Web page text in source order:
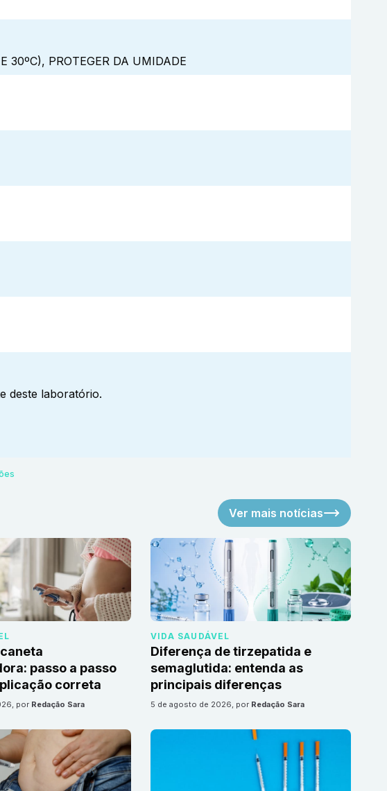
30ºC), PROTEGER DA UMIDADE
deste laboratório.
Ver mais notícias
passo a passo
correta
, por Redação Sara
VIDA SAUDÁVEL
Diferença de tirzepatida e
semaglutida: entenda as
principais diferenças
5 de agosto de 2026, por Redação Sara